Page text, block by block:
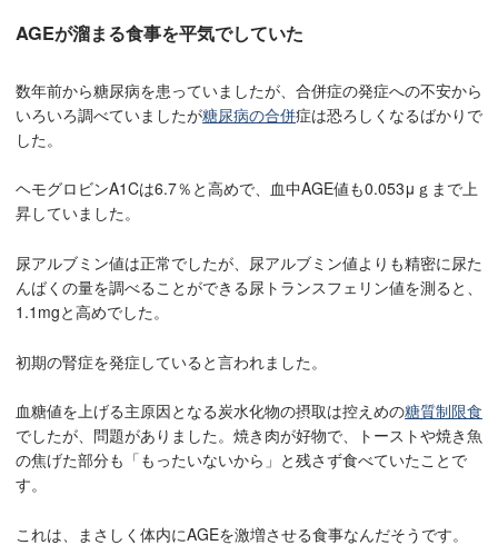
AGEが溜まる食事を平気でしていた
数年前から糖尿病を患っていましたが、合併症の発症への不安から
いろいろ調べていましたが糖尿病の合併症は恐ろしくなるばかりで
した。
ヘモグロビンA1Cは6.7％と高めで、血中AGE値も0.053μｇまで上
昇していました。
尿アルブミン値は正常でしたが、尿アルブミン値よりも精密に尿た
んばくの量を調べることができる尿トランスフェリン値を測ると、
1.1mgと高めでした。
初期の腎症を発症していると言われました。
血糖値を上げる主原因となる炭水化物の摂取は控えめの糖質制限食
でしたが、問題がありました。焼き肉が好物で、トーストや焼き魚
の焦げた部分も「もったいないから」と残さず食べていたことで
す。
これは、まさしく体内にAGEを激増させる食事なんだそうです。